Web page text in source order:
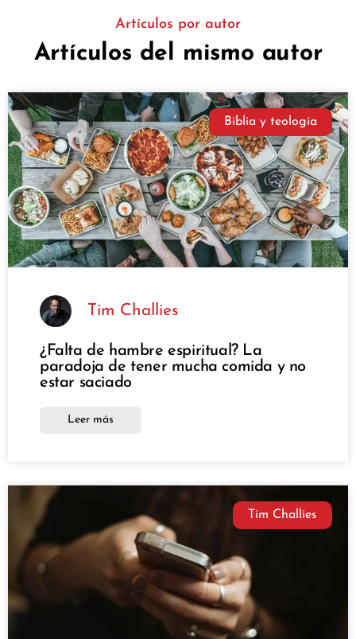
Artículos por autor
Artículos del mismo autor
Biblia y teología
Tim Challies
¿Falta de hambre espiritual? La
paradoja de tener mucha comida y no
estar saciado
Leer más
Tim Challies